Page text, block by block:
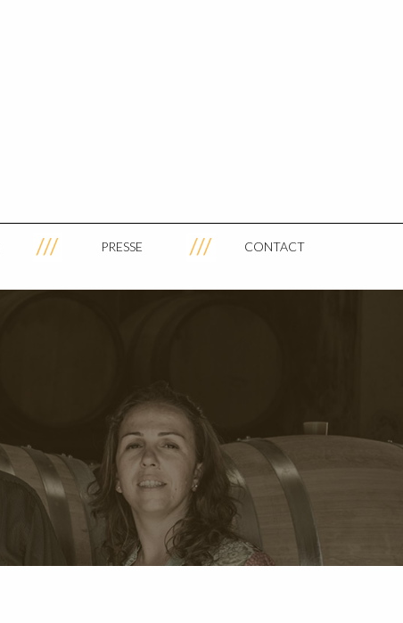
PRESSE CONTACT